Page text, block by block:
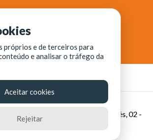
- Fundação de Ciência,
de Fortaleza - Rua dos Tremembés, 02 -
CE
próprios e de terceiros para
e analisar o tráfego da
Aceitar cookies
Rejeitar